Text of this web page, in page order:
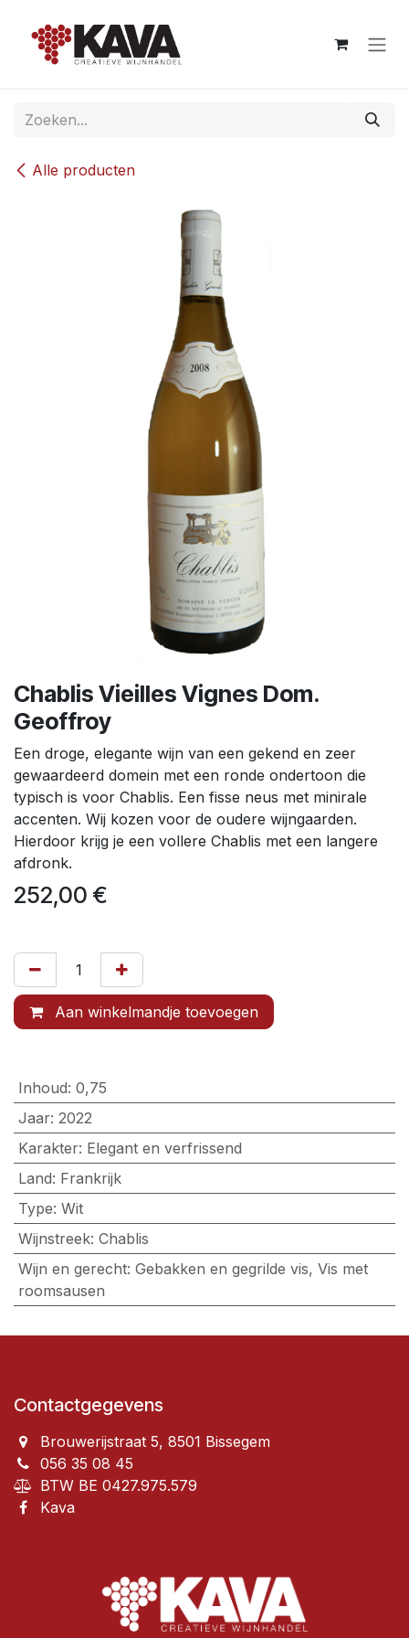
Alle producten
Chablis Vieilles Vignes Dom.
Geoffroy
Een droge, elegante wijn van een gekend en zeer
gewaardeerd domein met een ronde ondertoon die
typisch is voor Chablis. Een fisse neus met minirale
accenten. Wij kozen voor de oudere wijngaarden.
Hierdoor krijg je een vollere Chablis met een langere
afdronk.
252,00 €
Aan winkelmandje toevoegen
Inhoud: 0,75
Jaar: 2022
Karakter: Elegant en verfrissend
Land: Frankrijk
Type: Wit
Wijnstreek: Chablis
Wijn en gerecht: Gebakken en gegrilde vis, Vis met
roomsausen
Contactgegevens
Brouwerijstraat 5, 8501 Bissegem
056 35 08 45
BTW BE 0427.975.579
Kava